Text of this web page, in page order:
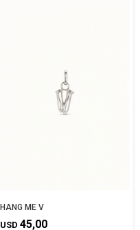
HANG ME V
USD 45,00